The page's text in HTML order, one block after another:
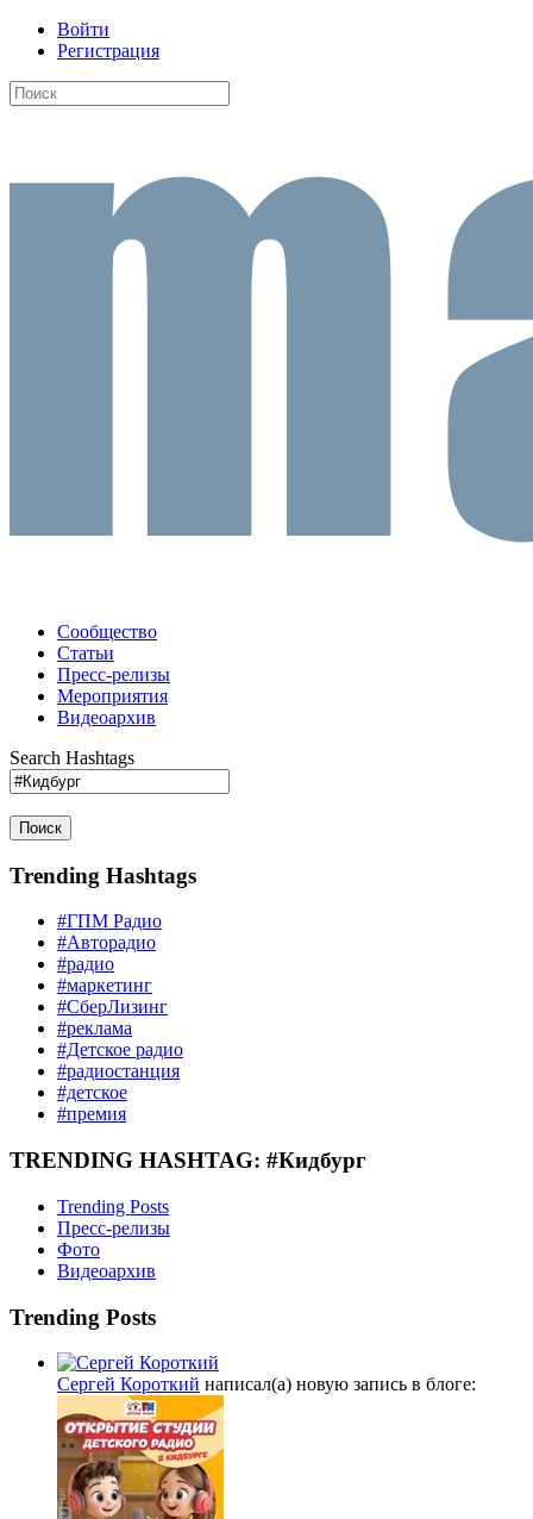
Войти
Регистрация
Сообщество
Статьи
Пресс-релизы
Мероприятия
Видеоархив
Search Hashtags
Поиск
Trending Hashtags
#ГПМ Радио
#Авторадио
#радио
#маркетинг
#СберЛизинг
#реклама
#Детское радио
#радиостанция
#детское
#премия
TRENDING HASHTAG: #Кидбург
Trending Posts
Пресс-релизы
Фото
Видеоархив
Trending Posts
Сергей Короткий написал(а) новую запись в блоге: